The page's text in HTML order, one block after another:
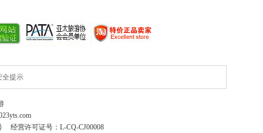
全提示
经营许可证号： L-CQ-CJ00008